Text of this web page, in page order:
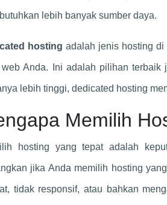
lebih banyak sumber daya.
hosting adalah jenis hosting
Anda. Ini adalah pilihan
lebih tinggi, dedicated hosting
Memilih
hosting yang tepat adalah
jika Anda memilih hosting
tidak responsif, atau bahkan